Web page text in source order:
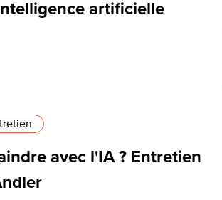
artificielle
avec l'IA ? Entretien